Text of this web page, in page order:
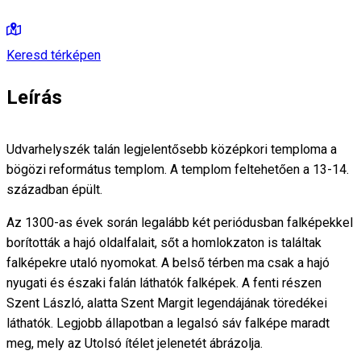
Keresd térképen
Leírás
Udvarhelyszék talán legjelentősebb középkori temploma a
bögözi református templom. A templom feltehetően a 13-14.
században épült.
Az 1300-as évek során legalább két periódusban falképekkel
borították a hajó oldalfalait, sőt a homlokzaton is találtak
falképekre utaló nyomokat. A belső térben ma csak a hajó
nyugati és északi falán láthatók falképek. A fenti részen
Szent László, alatta Szent Margit legendájának töredékei
láthatók. Legjobb állapotban a legalsó sáv falképe maradt
meg, mely az Utolsó ítélet jelenetét ábrázolja.